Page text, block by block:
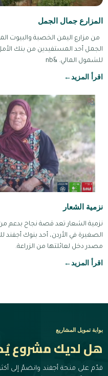
المزارع جمال الجمل
من مزارع اليمن الخصبة والبيوت
الجمل أحد المستفيدين من بنك
للشمول المالي. &nb
اقرأ المزيد←
نزمية الشعار
نزمية الشعار تعد قصة نجاح بدعم
الصغيرة في الأردن، أحد بنوك
مصدر دخل لعائلتها من الزراعة.
اقرأ المزيد←
بوابة تمويل المشاريع
هل لديك مشروع